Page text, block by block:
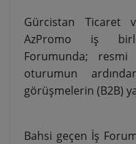
Gürcistan Ticaret
AzPromo iş
Forumunda; resmi
oturumun
görüşmelerin (B2B)
Bahsi geçen İş